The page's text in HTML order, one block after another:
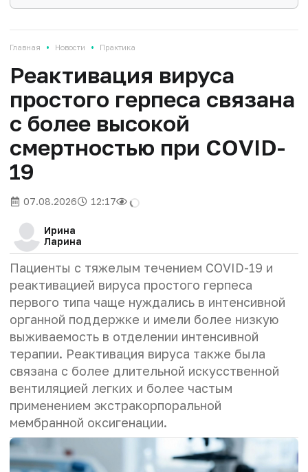
Главная • Новости • Практика
Реактивация вируса
простого герпеса связана
с более высокой
смертностью при COVID-
19
07.08.2026 12:17
Ирина
Ларина
Пациенты с тяжелым течением COVID-19 и
реактивацией вируса простого герпеса
первого типа чаще нуждались в интенсивной
органной поддержке и имели более низкую
выживаемость в отделении интенсивной
терапии. Реактивация вируса также была
связана с более длительной искусственной
вентиляцией легких и более частым
применением экстракорпоральной
мембранной оксигенации.